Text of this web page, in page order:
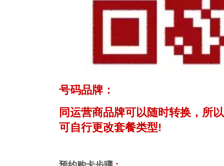
号码品牌：
同运营商品牌可以随时转换，所
可自行更改套餐类型!